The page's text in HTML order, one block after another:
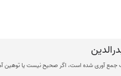
جمع آوری شده است، اگر صحیح نیست یا توهین